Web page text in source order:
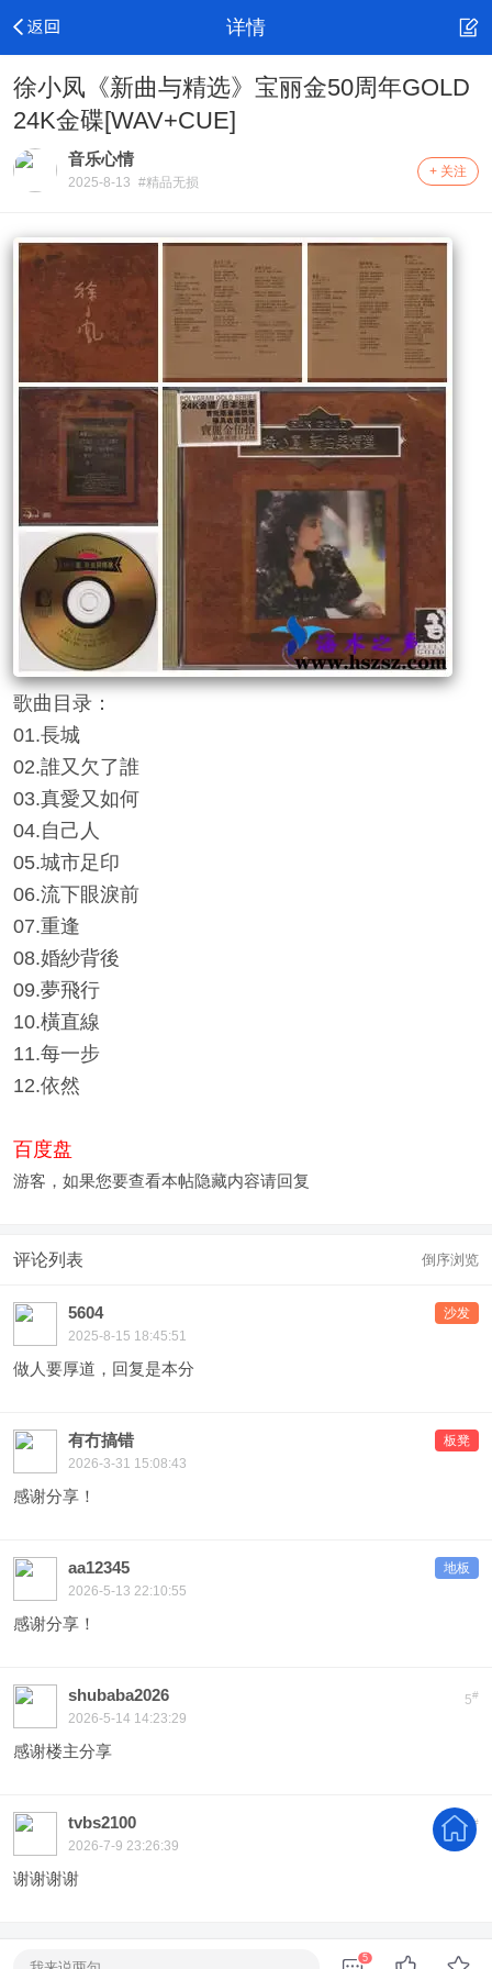
详情
徐小凤《新曲与精选》宝丽金50周年GOLD
24K金碟[WAV+CUE]
音乐心情
2025-8-13 #精品无损
+ 关注
歌曲目录：
01.長城
02.誰又欠了誰
03.真愛又如何
04.自己人
05.城市足印
06.流下眼淚前
07.重逢
08.婚紗背後
09.夢飛行
10.橫直線
11.每一步
12.依然
百度盘
游客，如果您要查看本帖隐藏内容请回复
评论列表 倒序浏览
沙发
5604
2025-8-15 18:45:51
做人要厚道，回复是本分
板凳
有冇搞错
2026-3-31 15:08:43
感谢分享！
地板
aa12345
2026-5-13 22:10:55
感谢分享！
5#
shubaba2026
2026-5-14 14:23:29
感谢楼主分享
6 #
tvbs2100
2026-7-9 23:26:39
谢谢谢谢
5